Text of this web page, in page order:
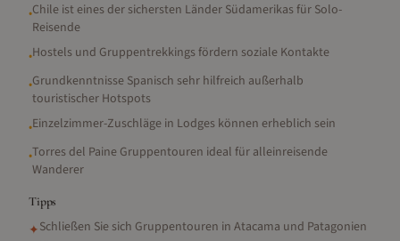
•Chile ist eines der sichersten Länder Südamerikas für Solo-
Reisende
•Hostels und Gruppentrekkings fördern soziale Kontakte
•Grundkenntnisse Spanisch sehr hilfreich außerhalb
touristischer Hotspots
•Einzelzimmer-Zuschläge in Lodges können erheblich sein
•Torres del Paine Gruppentouren ideal für alleinreisende
Wanderer
Tipps
✦Schließen Sie sich Gruppentouren in Atacama und Patagonien